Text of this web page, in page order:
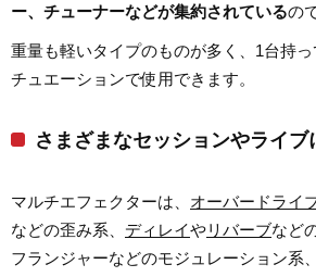
ー、チューナーなどが集約されているの
重量も軽いタイプのものが多く、1台持
チュエーションで使用できます。
さまざまなセッションやライブ
マルチエフェクターは、 オーバードライ
などの歪み系、 ディレイやリバーブなど
フランジャーなどのモジュレーション系、